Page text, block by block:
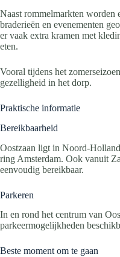
Naast rommelmarkten worden
braderieën en evenementen
er vaak extra kramen met
eten.
Vooral tijdens het
gezelligheid in het dorp.
Praktische informatie
Bereikbaarheid
Oostzaan ligt in Noord-
ring Amsterdam. Ook vanuit
eenvoudig bereikbaar.
Parkeren
In en rond het centrum van
parkeermogelijkheden
Beste moment om te gaan